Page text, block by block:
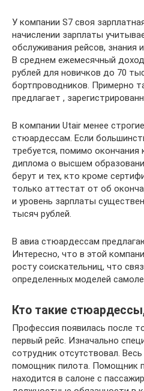
У компании S7 своя
начислении зарплаты
обслуживания рейсов, знания
В среднем ежемесячный
рублей для новичков до 70
бортпроводников. Примерно
предлагает ,
В компании Utair менее
стюардессам. Если
требуется, помимо окончания
диплома о высшем
берут и тех, кто кроме
только аттестат от об
и уровень зарплаты
тысяч рублей.
В авиа стюардессам
Интересно, что в этой
росту соискательниц, что
определенных моделей
Кто такие
Профессия появилась после
первый рейс. Изначально
сотрудник отсутствовал.
помощник пилота. Помощник
находится в салоне с